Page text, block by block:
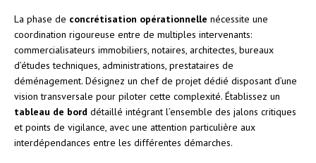
La phase de concrétisation opérationnelle nécessite une
coordination rigoureuse entre de multiples intervenants:
commercialisateurs immobiliers, notaires, architectes, bureaux
d’études techniques, administrations, prestataires de
déménagement. Désignez un chef de projet dédié disposant d’une
vision transversale pour piloter cette complexité. Établissez un
tableau de bord détaillé intégrant l’ensemble des jalons critiques
et points de vigilance, avec une attention particulière aux
interdépendances entre les différentes démarches.